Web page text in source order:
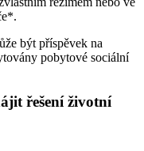
být příspěvek na
pobytové sociální
řešení životní